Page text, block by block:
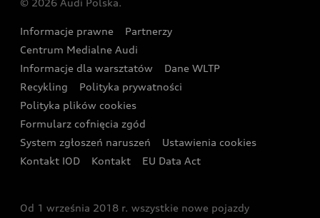
Wyszukaj najbliższego Partnera Audi
Oferta dla przedsiębiorców
Oferta dla klientów prywatnych
Kalkulator rat
Ubezpieczenie
Audi exclusive
Zasięg
Gwarancja
Akcje serwisowe Audi
Katalog online akcesoriów
Audi i Muzeum Sztuki Nowoczesnej w Warszawie
Audi driving experience
Audi quattro Cup
Audi i Puchar Świata w Skokach Narciarskich w
Zakopanem
© 2026 Audi Polska.
Informacje prawne
Partnerzy
Centrum Medialne Audi
Informacje dla warsztatów
Dane WLTP
Recykling
Polityka prywatności
Polityka plików cookies
Formularz cofnięcia zgód
System zgłoszeń naruszeń
Ustawienia cookies
Kontakt IOD
Kontakt EU Data Act
Od 1 września 2018 r. wszystkie nowe pojazdy